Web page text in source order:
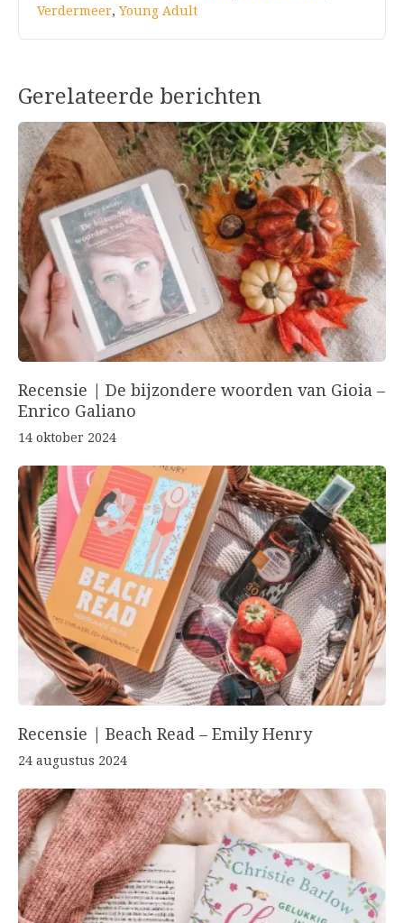
Verdermeer, Young Adult
Gerelateerde berichten
Recensie | De bijzondere woorden van Gioia –
Enrico Galiano
14 oktober 2024
Recensie | Beach Read – Emily Henry
24 augustus 2024